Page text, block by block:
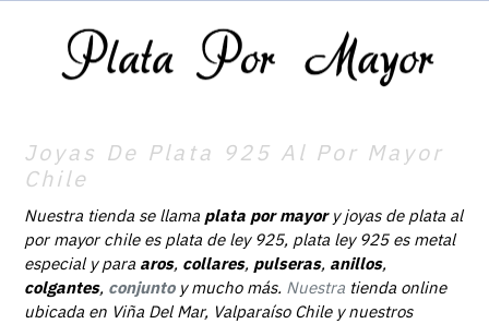
Joyas De Plata 925 Al Por Mayor
Chile
Nuestra tienda se llama plata por mayory joyas de plata al
por mayor chile es plata de ley 925, plata ley 925 es metal
especial y para aros, collares, pulseras, anillos,
colgantes, conjunto y mucho más. Nuestra tienda online
ubicada en Viña Del Mar, Valparaíso Chile y nuestros